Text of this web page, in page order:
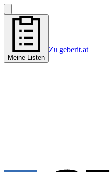
Meine Listen
Zu geberit.at